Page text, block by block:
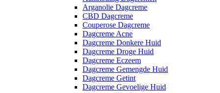
Arganolie Dagcreme
CBD Dagcreme
Couperose Dagcreme
Dagcreme Acne
Dagcreme Donkere Huid
Dagcreme Droge Huid
Dagcreme Eczeem
Dagcreme Gemengde Huid
Dagcreme Getint
Dagcreme Gevoelige Huid